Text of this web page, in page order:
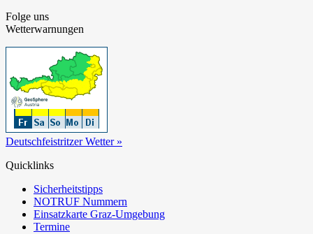
Folge uns
Wetterwarnungen
Deutschfeistritzer Wetter »
Quicklinks
Sicherheitstipps
NOTRUF Nummern
Einsatzkarte Graz-Umgebung
Termine